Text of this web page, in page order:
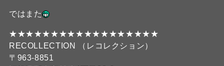
ではまた
★★★★★★★★★★★★★★★★★★
RECOLLECTION （レコレクション）
〒963-8851